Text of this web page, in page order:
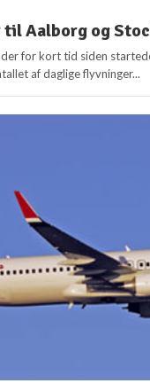
Aalborg og
for kort tid siden
af daglige flyvninger...